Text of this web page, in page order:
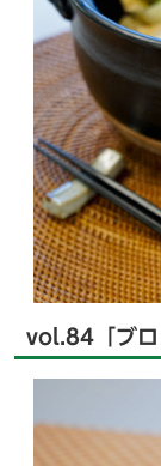
vol.84「ブロ